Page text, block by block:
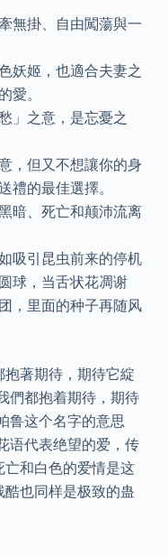
無掛、自由闖蕩與一
妖姬，也適合夫妻之
愛。
」之意，是忘憂之
，但又不想讓你的身
禮的最佳選擇。
暗、死亡和颠沛流离
吸引昆虫前来的停机
球，当舌状花凋谢
，里面的种子再随风
著期待，期待它綻
們都抱着期待，期待
鲁这个名字的意思
语代表绝望的爱，传
和白色的爱情是这
也同样是极致的蛊